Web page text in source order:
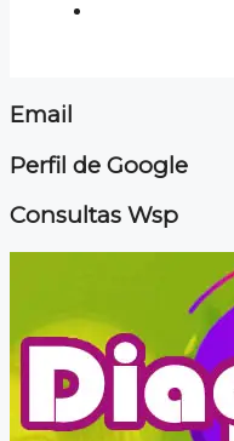
Email
Perfil de Google
Consultas Wsp